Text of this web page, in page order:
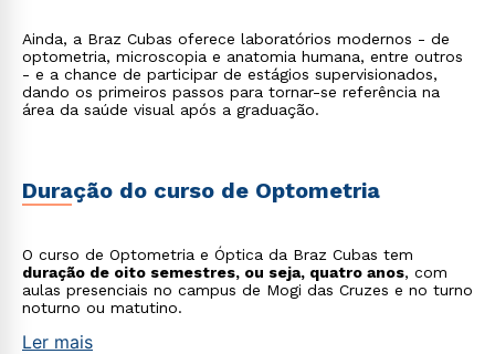
Ainda, a Braz Cubas oferece laboratórios modernos - de
optometria, microscopia e anatomia humana, entre outros
- e a chance de participar de estágios supervisionados,
dando os primeiros passos para tornar-se referência na
área da saúde visual após a graduação.
Duração do curso de Optometria
O curso de Optometria e Óptica da Braz Cubas tem
duração de oito semestres, ou seja, quatro anos, com
aulas presenciais no campus de Mogi das Cruzes e no turno
noturno ou matutino.
Ler mais